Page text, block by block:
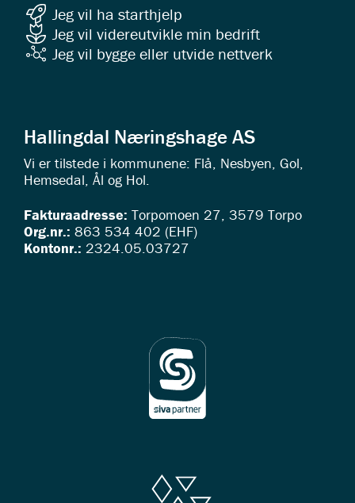
Jeg vil ha starthjelp
Jeg vil videreutvikle min bedrift
Jeg vil bygge eller utvide nettverk
Hallingdal Næringshage AS
Vi er tilstede i kommunene: Flå, Nesbyen, Gol,
Hemsedal, Ål og Hol.
Fakturaadresse: Torpomoen 27, 3579 Torpo
Org.nr.: 863 534 402 (EHF)
Kontonr.: 2324.05.03727